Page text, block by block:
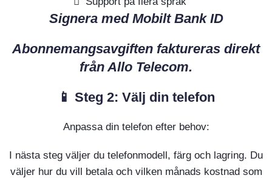
Signera med Mobilt Bank ID
Abonnemangsavgiften faktureras direkt
från Allo Telecom.
📱 Steg 2: Välj din telefon
Anpassa din telefon efter behov:
I nästa steg väljer du telefonmodell, färg och lagring. Du
väljer hur du vill betala och vilken månads kostnad som